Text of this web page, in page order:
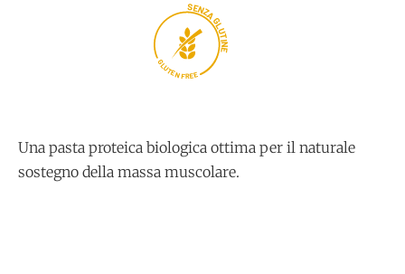
SENZ
AG
LU
T
I
N
E
GL
UTENFREE
Una pasta proteica biologica ottima per il naturale
sostegno della massa muscolare.